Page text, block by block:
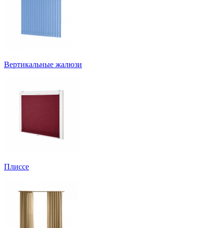
Вертикальные жалюзи
Плиссе